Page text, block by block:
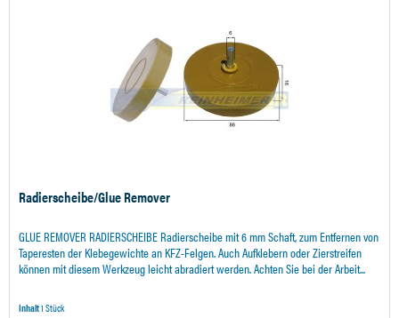
Radierscheibe/Glue Remover
GLUE REMOVER RADIERSCHEIBE Radierscheibe mit 6 mm Schaft, zum Entfernen von
Taperesten der Klebegewichte an KFZ-Felgen. Auch Aufklebern oder Zierstreifen
können mit diesem Werkzeug leicht abradiert werden. Achten Sie bei der Arbeit...
Inhalt1 Stück